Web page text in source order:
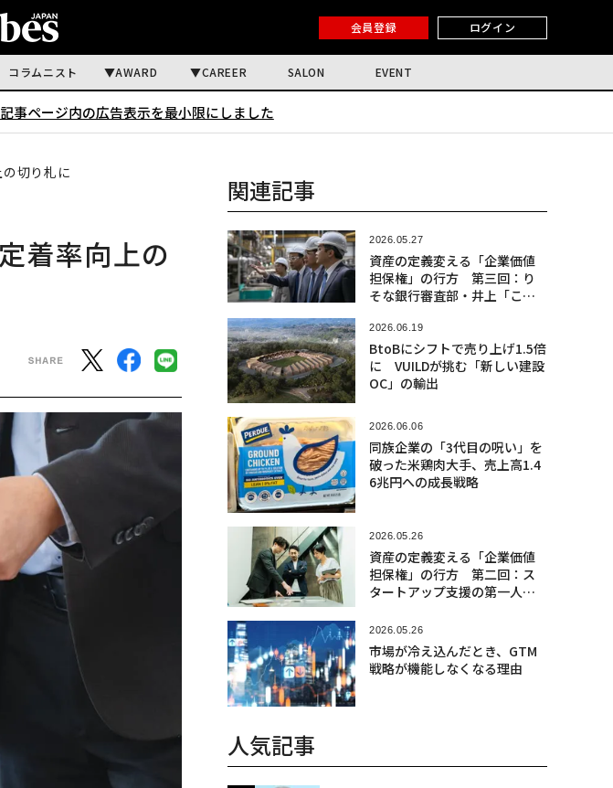
会員登録 ログイン
コラムニスト AWARD CAREER SALON EVENT
記事ページ内の広告表示を最小限にしました
切り札に
着率向上の
関連記事
2026.05.27
資産の定義変える「企業価値
担保権」の行方 第三回：り
そな銀行審査部・井上「この
保』じゃない。運命共同体の
ツールだ」
2026.06.19
BtoBにシフトで売り上げ1.5倍
に VUILDが挑む「新しい建設
OC」の輸出
2026.06.06
同族企業の「3代目の呪い」を
破った米鶏肉大手、売上高1.4
6兆円への成長戦略
2026.05.26
資産の定義変える「企業価値
担保権」の行方 第二回：ス
タートアップ支援の第一人
代の担保に」
2026.05.26
市場が冷え込んだとき、GTM
戦略が機能しなくなる理由
人気記事